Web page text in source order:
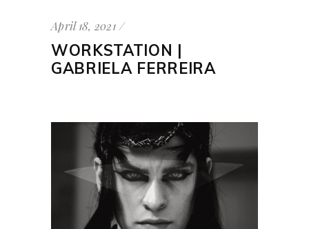
April 18, 2021
WORKSTATION |
GABRIELA FERREIRA